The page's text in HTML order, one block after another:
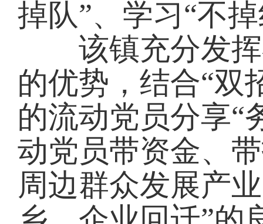
掉队”、学习“不
该镇充分发挥
的优势，结合“双
的流动党员分享“
动党员带资金、
周边群众发展产